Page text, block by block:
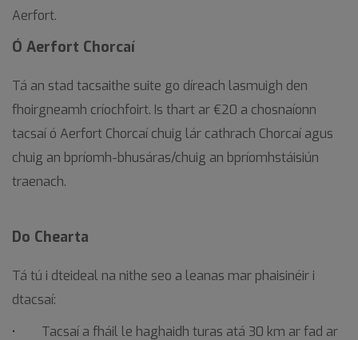
Aerfort.
Ó Aerfort Chorcaí
Tá an stad tacsaithe suite go díreach lasmuigh den
fhoirgneamh críochfoirt. Is thart ar €20 a chosnaíonn
tacsaí ó Aerfort Chorcaí chuig lár cathrach Chorcaí agus
chuig an bpríomh-bhusáras/chuig an bpríomhstáisiún
traenach.
Do Chearta
Tá tú i dteideal na nithe seo a leanas mar phaisinéir i
dtacsaí:
Tacsaí a fháil le haghaidh turas atá 30 km ar fad ar